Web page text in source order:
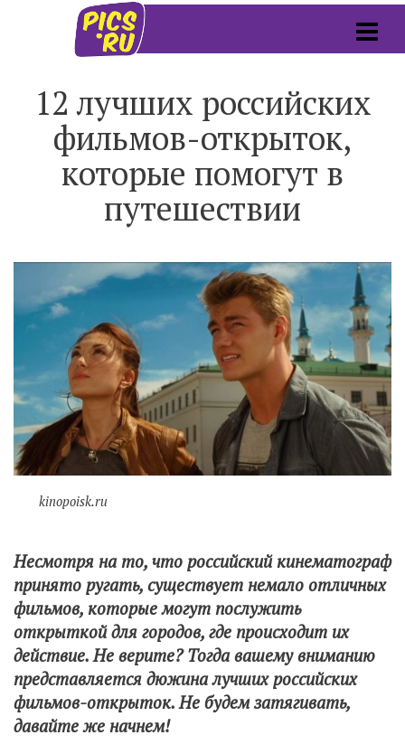
12 лучших российских
фильмов-открыток,
которые помогут в
путешествии
kinopoisk.ru
Несмотря на то, что российский кинематограф
принято ругать, существует немало отличных
фильмов, которые могут послужить
открыткой для городов, где происходит их
действие. Не верите? Тогда вашему вниманию
представляется дюжина лучших российских
фильмов-открыток. Не будем затягивать,
давайте же начнем!